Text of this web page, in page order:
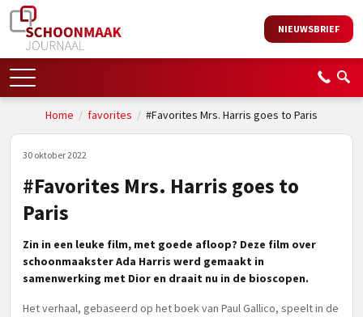
NIEUWSBRIEF
Home / favorites / #Favorites Mrs. Harris goes to Paris
30 oktober 2022
#Favorites Mrs. Harris goes to
Paris
Zin in een leuke film, met goede afloop? Deze film over
schoonmaakster Ada Harris werd gemaakt in
samenwerking met Dior en draait nu in de bioscopen.
Het verhaal, gebaseerd op het boek van Paul Gallico, speelt in de